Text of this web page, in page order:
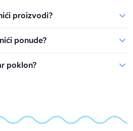
proizvodi?
ponude?
poklon?